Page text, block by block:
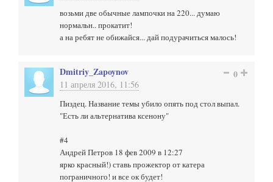
возьми две обычные лампочки на 220... думаю
нормальн.. прокатит!
а на ребят не обижайся... дай подурачиться малось!
Dmitriy_Zapoynov
11 апреля 2016, 11:56
0
Пиздец. Название темы убило опять под стол выпал.
"Есть ли альтернатива ксенону"
#4
Андрей Петров 18 фев 2009 в 12:27
ярко красный!) ставь прожектор от катера
пограничного! и все ок будет!